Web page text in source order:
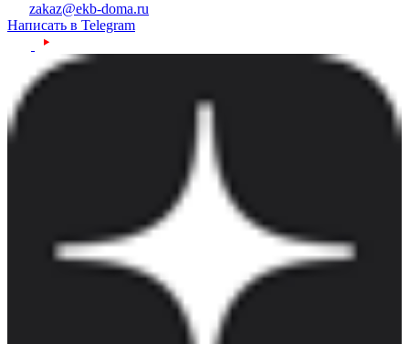
zakaz@ekb-doma.ru
Написать в Telegram